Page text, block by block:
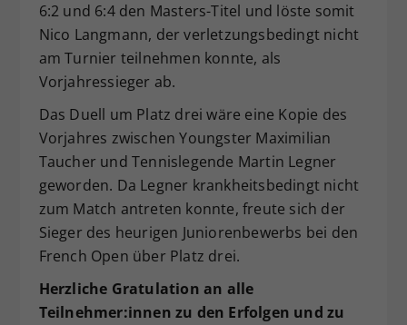
6:2 und 6:4 den Masters-Titel und löste somit
Nico Langmann, der verletzungsbedingt nicht
am Turnier teilnehmen konnte, als
Vorjahressieger ab.
Das Duell um Platz drei wäre eine Kopie des
Vorjahres zwischen Youngster Maximilian
Taucher und Tennislegende Martin Legner
geworden. Da Legner krankheitsbedingt nicht
zum Match antreten konnte, freute sich der
Sieger des heurigen Juniorenbewerbs bei den
French Open über Platz drei.
Herzliche Gratulation an alle
Teilnehmer:innen zu den Erfolgen und zu